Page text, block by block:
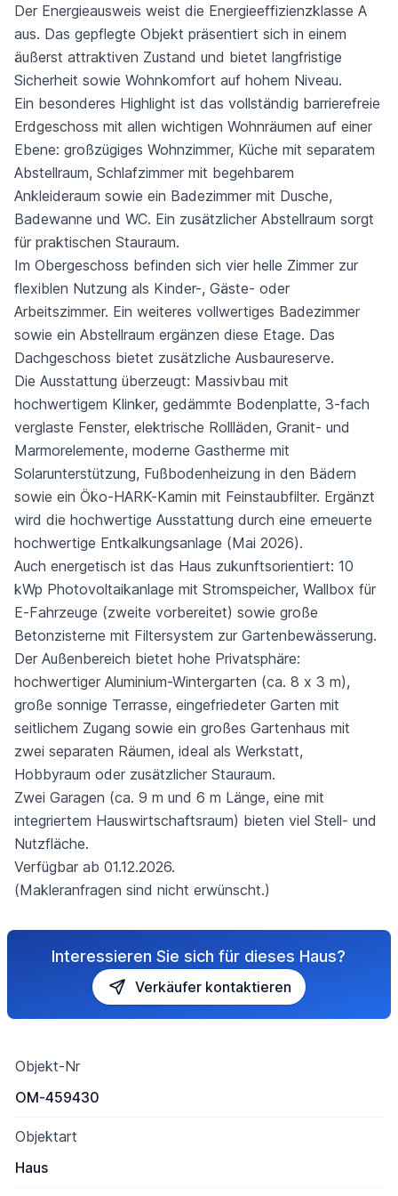
Der Energieausweis weist die Energieeffizienzklasse A
aus. Das gepflegte Objekt präsentiert sich in einem
äußerst attraktiven Zustand und bietet langfristige
Sicherheit sowie Wohnkomfort auf hohem Niveau.
Ein besonderes Highlight ist das vollständig barrierefreie
Erdgeschoss mit allen wichtigen Wohnräumen auf einer
Ebene: großzügiges Wohnzimmer, Küche mit separatem
Abstellraum, Schlafzimmer mit begehbarem
Ankleideraum sowie ein Badezimmer mit Dusche,
Badewanne und WC. Ein zusätzlicher Abstellraum sorgt
für praktischen Stauraum.
Im Obergeschoss befinden sich vier helle Zimmer zur
flexiblen Nutzung als Kinder-, Gäste- oder
Arbeitszimmer. Ein weiteres vollwertiges Badezimmer
sowie ein Abstellraum ergänzen diese Etage. Das
Dachgeschoss bietet zusätzliche Ausbaureserve.
Die Ausstattung überzeugt: Massivbau mit
hochwertigem Klinker, gedämmte Bodenplatte, 3-fach
verglaste Fenster, elektrische Rollläden, Granit- und
Marmorelemente, moderne Gastherme mit
Solarunterstützung, Fußbodenheizung in den Bädern
sowie ein Öko-HARK-Kamin mit Feinstaubfilter. Ergänzt
wird die hochwertige Ausstattung durch eine erneuerte
hochwertige Entkalkungsanlage (Mai 2026).
Auch energetisch ist das Haus zukunftsorientiert: 10
kWp Photovoltaikanlage mit Stromspeicher, Wallbox für
E-Fahrzeuge (zweite vorbereitet) sowie große
Betonzisterne mit Filtersystem zur Gartenbewässerung.
Der Außenbereich bietet hohe Privatsphäre:
hochwertiger Aluminium-Wintergarten (ca. 8 x 3 m),
große sonnige Terrasse, eingefriedeter Garten mit
seitlichem Zugang sowie ein großes Gartenhaus mit
zwei separaten Räumen, ideal als Werkstatt,
Hobbyraum oder zusätzlicher Stauraum.
Zwei Garagen (ca. 9 m und 6 m Länge, eine mit
integriertem Hauswirtschaftsraum) bieten viel Stell- und
Nutzfläche.
Verfügbar ab 01.12.2026.
(Makleranfragen sind nicht erwünscht.)
Interessieren Sie sich für dieses Haus?
Verkäufer kontaktieren
Objekt-Nr
OM-459430
Objektart
Haus